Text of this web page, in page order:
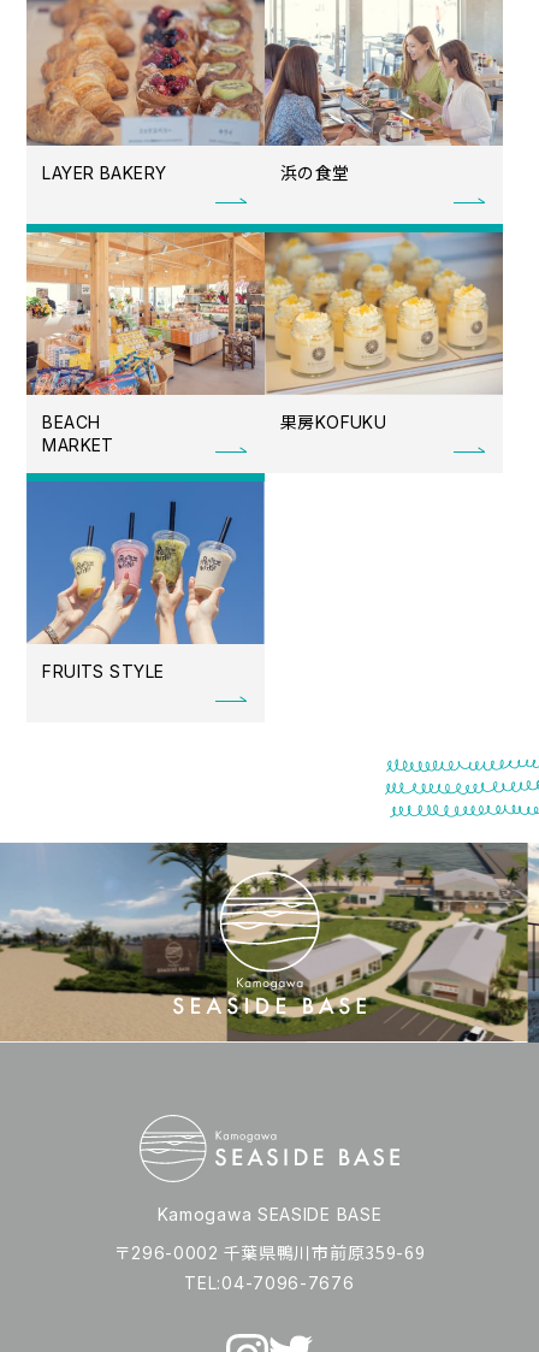
LAYER BAKERY 浜の食堂
BEACH
MARKET
果房KOFUKU
FRUITS STYLE
Kamogawa SEASIDE BASE
〒296-0002 千葉県鴨川市前原359-69
TEL:04-7096-7676